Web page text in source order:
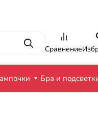
ПоискСравнение
Бра и